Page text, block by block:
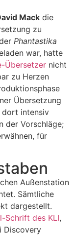
Mack die
zu
Phantastika
war, hatte
Übersetzer nicht
zu Herzen
Übersetzung
dort intensiv
der Vorschläge;
für
Außenstation
Sämtliche
dargestellt.
Schrift des KLI,
Discovery